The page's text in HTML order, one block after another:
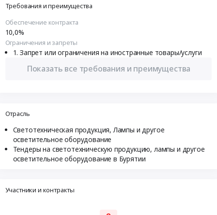
Требования и преимущества
Обеспечение контракта
10,0%
Ограничения и запреты
Запрет или ограничения на иностранные товары/услуги
Показать все требования и преимущества
Отрасль
Светотехническая продукция, Лампы и другое
осветительное оборудование
Тендеры на светотехническую продукцию, лампы и другое
осветительное оборудование в Бурятии
Участники и контракты